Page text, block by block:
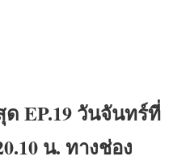
EP.19 วันจันทร์ที่
น. ทางช่อง